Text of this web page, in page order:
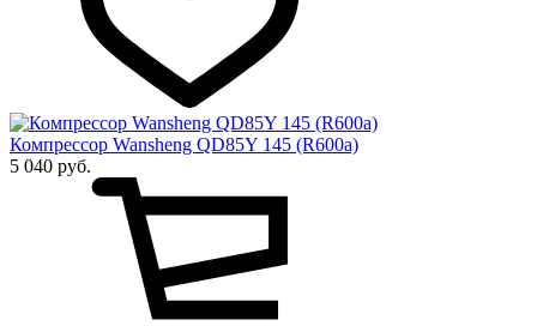
Компрессор Wansheng QD85Y 145 (R600a)
5 040 руб.